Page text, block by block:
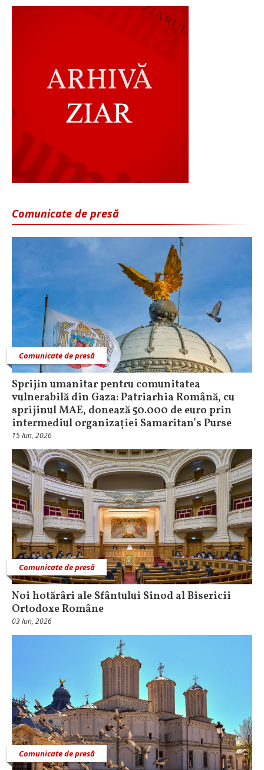
Comunicate de presă
Comunicate de presă
Sprijin umanitar pentru comunitatea
vulnerabilă din Gaza: Patriarhia Română, cu
sprijinul MAE, donează 50.000 de euro prin
intermediul organizației Samaritan’s Purse
15 Iun, 2026
Comunicate de presă
Noi hotărâri ale Sfântului Sinod al Bisericii
Ortodoxe Române
03 Iun, 2026
Comunicate de presă